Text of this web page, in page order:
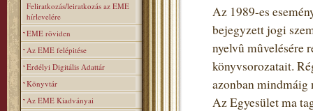
Feliratkozás/leiratkozás az EME
hírlevelére
EME röviden
Az EME felépitése
Erdélyi Digitális Adattár
Könyvtár
Az EME Kiadványai
Az 1989-es
bejegyzett jogi
nyelvû mûvelésére
könyvsorozatait.
azonban mindmáig
Az Egyesület ma